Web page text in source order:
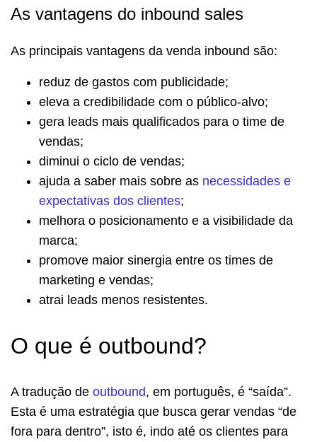
As vantagens do inbound sales
As principais vantagens da venda inbound são:
reduz de gastos com publicidade;
eleva a credibilidade com o público-alvo;
gera leads mais qualificados para o time de
vendas;
diminui o ciclo de vendas;
ajuda a saber mais sobre as necessidades e
expectativas dos clientes;
melhora o posicionamento e a visibilidade da
marca;
promove maior sinergia entre os times de
marketing e vendas;
atrai leads menos resistentes.
O que é outbound?
A tradução de outbound, em português, é “saída”.
Esta é uma estratégia que busca gerar vendas “de
fora para dentro”, isto é, indo até os clientes para